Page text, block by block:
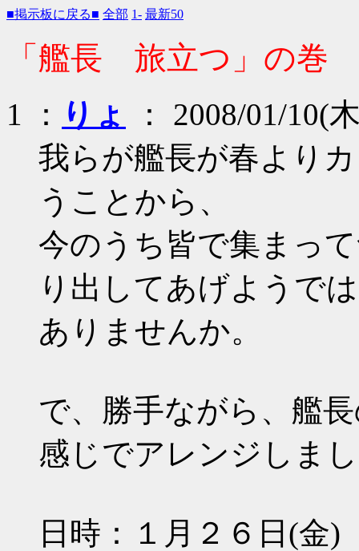
■掲示板に戻る■ 全部 1- 最新50
「艦長 旅立つ」の巻
1 ： りょ
： 2008/01/10(
我らが艦長が春より
うことから、
今のうち皆で集まっ
り出してあげようでは
ありませんか。
で、勝手ながら、艦
感じでアレンジしま
日時：１月２６日(金